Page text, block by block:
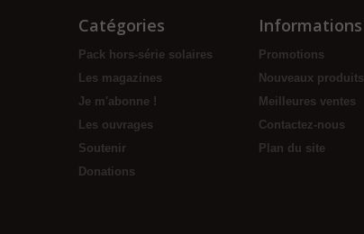
Catégories
Pack hors-série solaires
Les magazines
Je m'abonne !
Les ouvrages
Soutenir
Donations
Informations
Promotions
Nouveaux produits
Meilleures ventes
Contactez-nous
Plan du site